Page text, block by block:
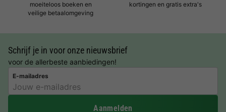
moeiteloos boeken en
veilige betaalomgeving
kortingen en gratis extra's
Schrijf je in voor onze nieuwsbrief
voor de allerbeste aanbiedingen!
E-mailadres
Aanmelden